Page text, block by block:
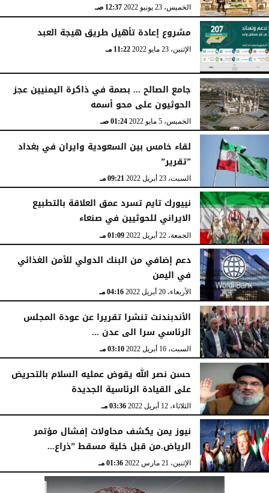
الخميس، 23 يونيو 2022 12:37 صـ
مشروع إعادة تأهيل طريق هيجة العبد
الإثنين، 23 مايو 2022 11:22 مـ
جامع الصالح ... بصمة في ذاكرة اليمنيين عجز
الحوثيون على محو أسمه
الخميس، 5 مايو 2022 01:24 صـ
لقاء خامس بين السعودية وايران في بغداد
”تقرير”
السبت، 23 أبريل 2022 09:21 مـ
نييورك تايم تسرد عمق العلاقة بالتطبيع
الايراني للحوثيين في صنعاء
الجمعة، 22 أبريل 2022 01:09 مـ
دعم إضافي من البنك الدولي للأمن الغذائي
في اليمن
الأربعاء، 20 أبريل 2022 04:16 مـ
الأندبندنت تنشرا تقريرا عن عودة المجلس
الرئاسي سرا الى عدن ...
السبت، 16 أبريل 2022 03:10 مـ
حسن نصر الله يقوض عمليه السلام بالتحريض
على القيادة الرئاسية الجديدة
الثلاثاء، 12 أبريل 2022 03:36 مـ
نيوز يمن يكشف محاولات إفشال مؤتمر
الرياض.من قبل خلية مسقط ”ذراع...
الإثنين، 21 مارس 2022 01:36 مـ